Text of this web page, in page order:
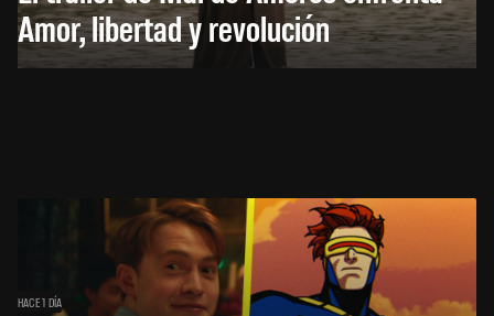
Amor, libertad y revolución
HACE 1 DÍA